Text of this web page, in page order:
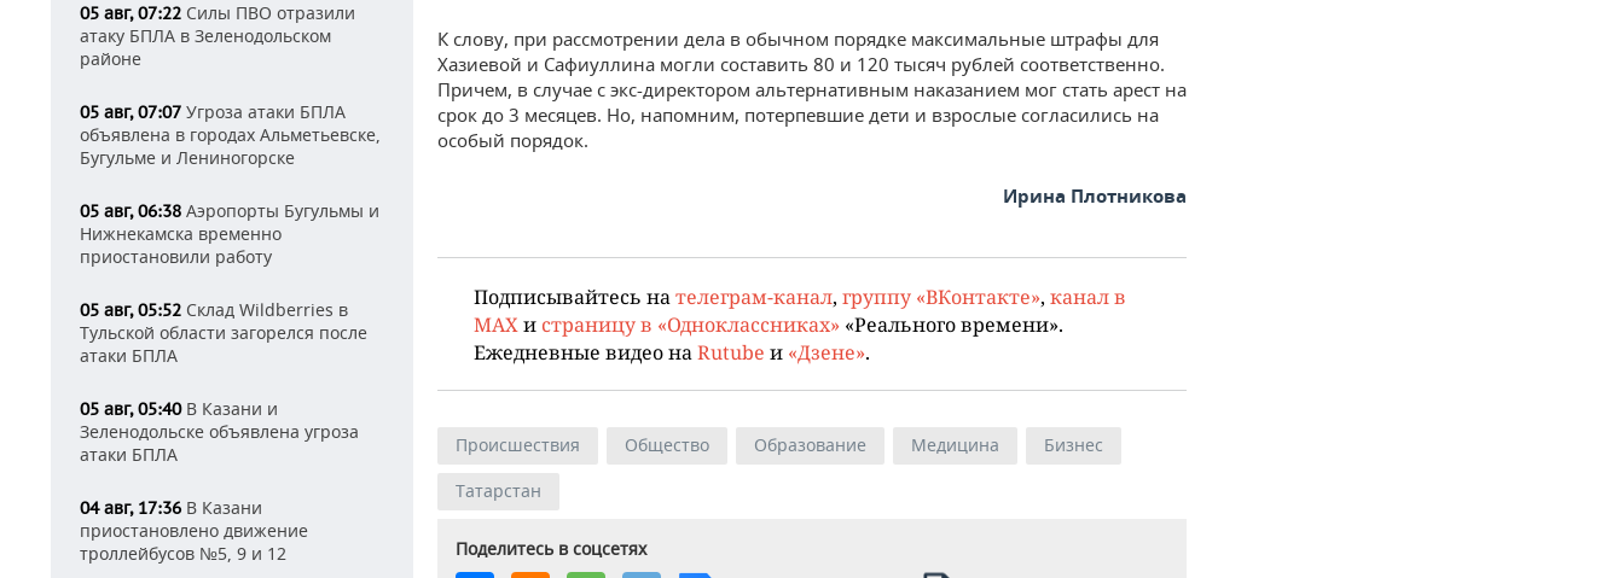
05 авг, 07:22 Силы ПВО отразили
атаку БПЛА в Зеленодольском
районе
05 авг, 07:07 Угроза атаки БПЛА
объявлена в городах Альметьевске,
Бугульме и Лениногорске
05 авг, 06:38 Аэропорты Бугульмы и
Нижнекамска временно
приостановили работу
05 авг, 05:52 Склад Wildberries в
Тульской области загорелся после
атаки БПЛА
05 авг, 05:40В Казани и
Зеленодольске объявлена угроза
атаки БПЛА
04 авг, 17:36 В Казани
приостановлено движение
троллейбусов №5, 9 и 12
К слову, при рассмотрении дела в обычном порядке максимальные штрафы для
Хазиевой и Сафиуллина могли составить 80 и 120 тысяч рублей соответственно.
Причем, в случае с экс-директором альтернативным наказанием мог стать арест на
срок до 3 месяцев. Но, напомним, потерпевшие дети и взрослые согласились на
особый порядок.
Ирина Плотникова
Подписывайтесь на телеграм-канал, группу «ВКонтакте», канал в
MAX и страницу в «Одноклассниках» «Реального времени».
Ежедневные видео на Rutube и «Дзене».
Происшествия Общество Образование Медицина
Бизнес
Татарстан
Поделитесь в соцсетях